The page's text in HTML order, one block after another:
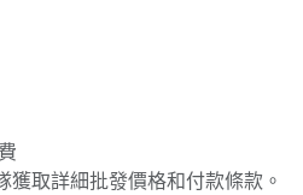
獲取詳細批發價格和付款條款。